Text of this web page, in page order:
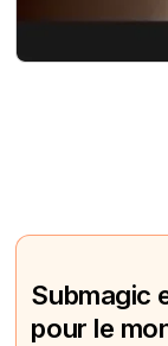
Submagic
pour le